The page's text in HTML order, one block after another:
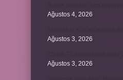
Ağustos 4, 2026
Ağustos 3, 2026
Ağustos 3, 2026